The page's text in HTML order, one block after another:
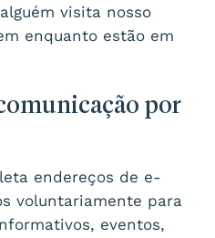
visita nosso
enquanto estão em
por
endereços de e-
voluntariamente para
eventos,